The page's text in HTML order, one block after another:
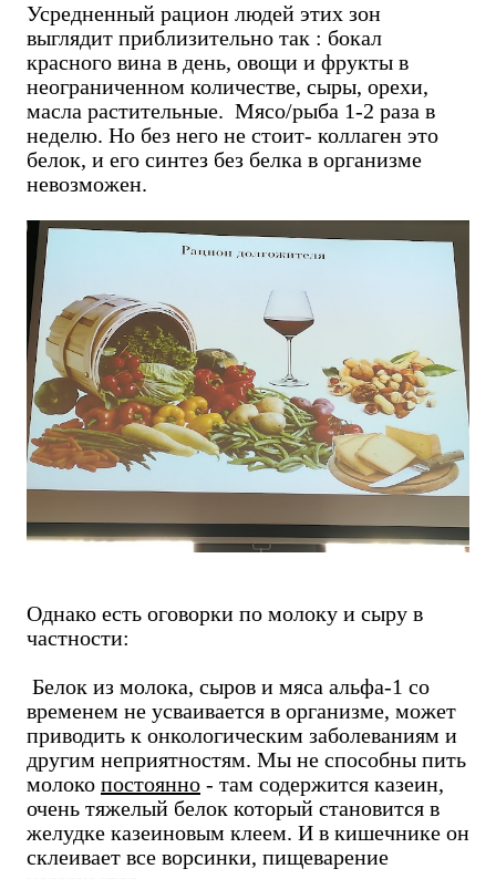
Усредненный рацион людей этих зон
выглядит приблизительно так : бокал
красного вина в день, овощи и фрукты в
неограниченном количестве, сыры, орехи,
масла растительные. Мясо/рыба 1-2 раза в
неделю. Но без него не стоит- коллаген это
белок, и его синтез без белка в организме
невозможен.
Однако есть оговорки по молоку и сыру в
частности:
Белок из молока, сыров и мяса альфа-1 со
временем не усваивается в организме, может
приводить к онкологическим заболеваниям и
другим неприятностям. Мы не способны пить
молоко постоянно - там содержится казеин,
очень тяжелый белок который становится в
желудке казеиновым клеем. И в кишечнике он
склеивает все ворсинки, пищеварение